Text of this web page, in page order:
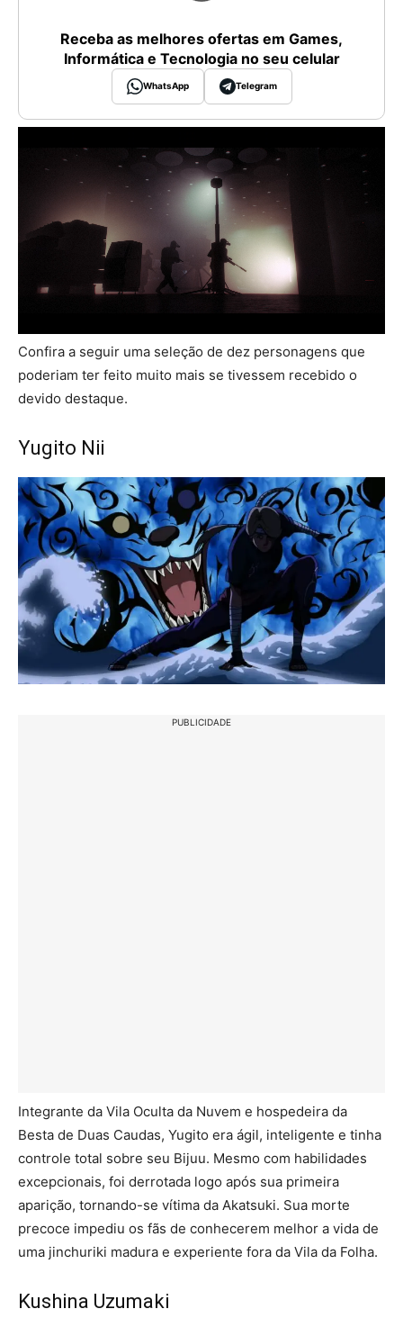
Receba as melhores ofertas em Games,
Informática e Tecnologia no seu celular
WhatsApp Telegram
Confira a seguir uma seleção de dez personagens que
poderiam ter feito muito mais se tivessem recebido o
devido destaque.
Yugito Nii
PUBLICIDADE
Integrante da Vila Oculta da Nuvem e hospedeira da
Besta de Duas Caudas, Yugito era ágil, inteligente e tinha
controle total sobre seu Bijuu. Mesmo com habilidades
excepcionais, foi derrotada logo após sua primeira
aparição, tornando-se vítima da Akatsuki. Sua morte
precoce impediu os fãs de conhecerem melhor a vida de
uma jinchuriki madura e experiente fora da Vila da Folha.
Kushina Uzumaki